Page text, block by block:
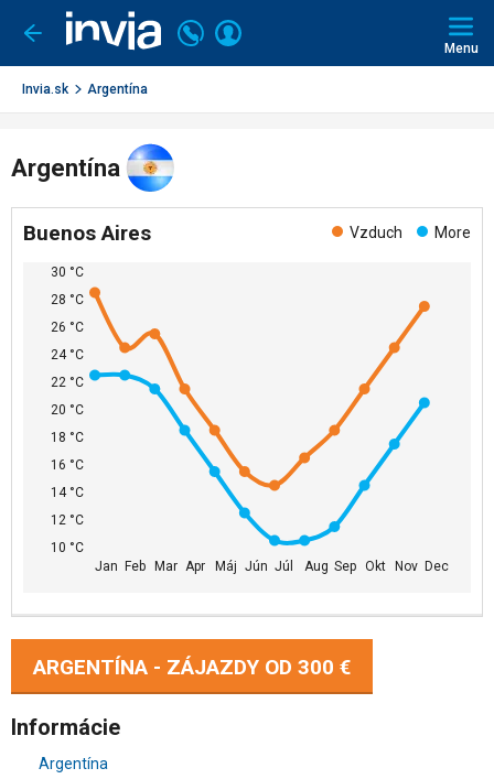
Ísť
späť
Volajte
+421
2
Prihlásiť
Menu
Invia.sk Argentína
Argentína
Buenos Aires Vzduch More
Jan Feb Mar Apr Máj Jún Júl Aug Sep Okt Nov Dec
10 °C
12 °C
14 °C
16 °C
18 °C
20 °C
22 °C
24 °C
26 °C
28 °C
30 °C
ARGENTÍNA - ZÁJAZDY OD 300 €
Informácie
Argentína